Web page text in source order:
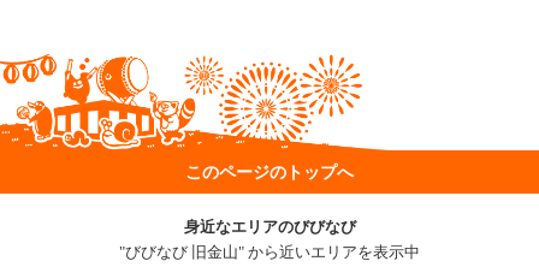
このページのトップへ
身近なエリアのびびなび
"びびなび 旧金山" から近いエリアを表示中